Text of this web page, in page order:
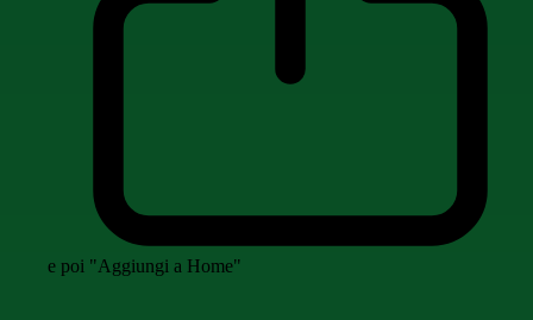
e poi "Aggiungi a Home"